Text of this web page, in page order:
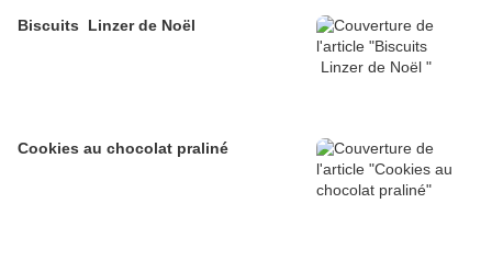
Biscuits Linzer de Noël
Cookies au chocolat praliné